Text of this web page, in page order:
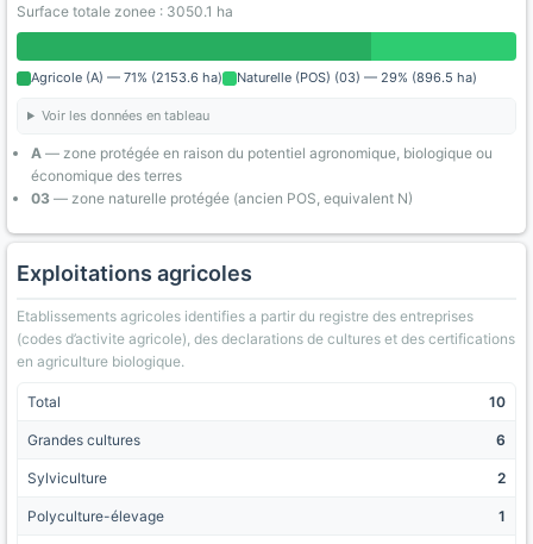
Surface totale zonee : 3050.1 ha
Agricole (A) — 71% (2153.6 ha) Naturelle (POS) (03) — 29% (896.5 ha)
Voir les données en tableau
A — zone protégée en raison du potentiel agronomique, biologique ou
économique des terres
03 — zone naturelle protégée (ancien POS, equivalent N)
Exploitations agricoles
Etablissements agricoles identifies a partir du registre des entreprises
(codes d’activite agricole), des declarations de cultures et des certifications
en agriculture biologique.
Total 10
Grandes cultures 6
Sylviculture 2
Polyculture-élevage 1